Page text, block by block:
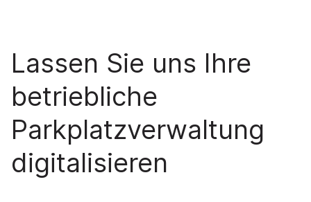
Lassen Sie uns Ihre
betriebliche
Parkplatzverwaltung
digitalisieren